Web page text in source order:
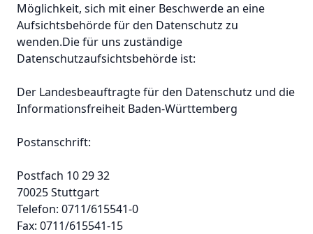
Möglichkeit, sich mit einer Beschwerde an eine
Aufsichtsbehörde für den Datenschutz zu
wenden.Die für uns zuständige
Datenschutzaufsichtsbehörde ist:
Der Landesbeauftragte für den Datenschutz und die
Informationsfreiheit Baden-Württemberg
Postanschrift:
Postfach 10 29 32
70025 Stuttgart
Telefon: 0711/615541-0
Fax: 0711/615541-15